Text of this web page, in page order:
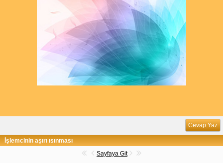
Cevap Yaz
İşlemcinin aşırı ısınması
Sayfaya Git